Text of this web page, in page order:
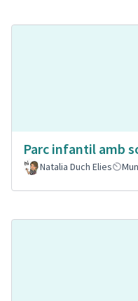
Parc infantil amb
Natalia Duch Elies